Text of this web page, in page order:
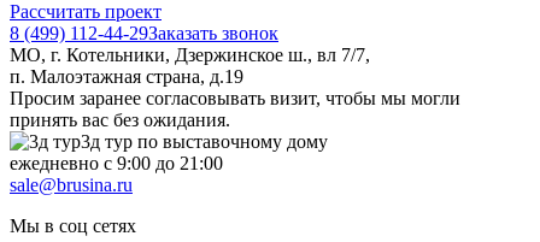
Рассчитать проект
8 (499) 112-44-29Заказать звонок
МО, г. Котельники, Дзержинское ш., вл 7/7,
п. Малоэтажная страна, д.19
Просим заранее согласовывать визит, чтобы мы могли
принять вас без ожидания.
3д тур по выставочному дому
ежедневно с 9:00 до 21:00
sale@brusina.ru
Мы в соц сетях